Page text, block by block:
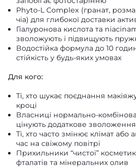
Phyto-L Complex (гранат,
чіа) для глибокої доставки
Гіалуронова кислота та
зволожують і підвищують
Водостійка формула до 10
стійкість у будь-яких умовах
Для кого:
Ті, хто шукає поєднання
кроці
Власниці нормально-
цінують додаткове зволоження
Ті, хто часто змінює клімат
час на свіжому повітрі
Прихильники “чистої”
фталатів та мінеральних олив